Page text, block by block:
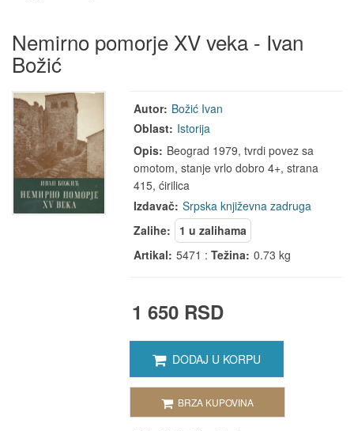
Nemirno pomorje XV veka - Ivan
Božić
Autor: Božić Ivan
Oblast: Istorija
Opis: Beograd 1979, tvrdi povez sa
omotom, stanje vrlo dobro 4+, strana
415, ćirilica
Izdavač: Srpska književna zadruga
Zalihe:
1 u zalihama
Artikal: 5471 :Težina: 0.73 kg
1 650 RSD
DODAJ U KORPU
BRZA KUPOVINA